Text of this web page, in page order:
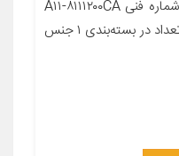
معرفی محصول جزئیات محصول شماره فنی A۱۱-۸۱۱۱۲۰۰CA
مناسب برای خودرو ام وی ام ۵۳۰ تعداد در بسته‌بندی ۱ جنس